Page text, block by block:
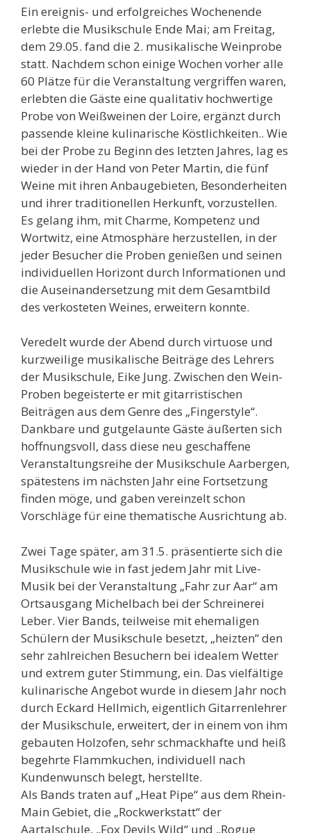
Ein ereignis- und erfolgreiches Wochenende
erlebte die Musikschule Ende Mai; am Freitag,
dem 29.05. fand die 2. musikalische Weinprobe
statt. Nachdem schon einige Wochen vorher alle
60 Plätze für die Veranstaltung vergriffen waren,
erlebten die Gäste eine qualitativ hochwertige
Probe von Weißweinen der Loire, ergänzt durch
passende kleine kulinarische Köstlichkeiten.. Wie
bei der Probe zu Beginn des letzten Jahres, lag es
wieder in der Hand von Peter Martin, die fünf
Weine mit ihren Anbaugebieten, Besonderheiten
und ihrer traditionellen Herkunft, vorzustellen.
Es gelang ihm, mit Charme, Kompetenz und
Wortwitz, eine Atmosphäre herzustellen, in der
jeder Besucher die Proben genießen und seinen
individuellen Horizont durch Informationen und
die Auseinandersetzung mit dem Gesamtbild
des verkosteten Weines, erweitern konnte.
Veredelt wurde der Abend durch virtuose und
kurzweilige musikalische Beiträge des Lehrers
der Musikschule, Eike Jung. Zwischen den Wein-
Proben begeisterte er mit gitarristischen
Beiträgen aus dem Genre des „Fingerstyle“.
Dankbare und gutgelaunte Gäste äußerten sich
hoffnungsvoll, dass diese neu geschaffene
Veranstaltungsreihe der Musikschule Aarbergen,
spätestens im nächsten Jahr eine Fortsetzung
finden möge, und gaben vereinzelt schon
Vorschläge für eine thematische Ausrichtung ab.
Zwei Tage später, am 31.5. präsentierte sich die
Musikschule wie in fast jedem Jahr mit Live-
Musik bei der Veranstaltung „Fahr zur Aar“ am
Ortsausgang Michelbach bei der Schreinerei
Leber. Vier Bands, teilweise mit ehemaligen
Schülern der Musikschule besetzt, „heizten“ den
sehr zahlreichen Besuchern bei idealem Wetter
und extrem guter Stimmung, ein. Das vielfältige
kulinarische Angebot wurde in diesem Jahr noch
durch Eckard Hellmich, eigentlich Gitarrenlehrer
der Musikschule, erweitert, der in einem von ihm
gebauten Holzofen, sehr schmackhafte und heiß
begehrte Flammkuchen, individuell nach
Kundenwunsch belegt, herstellte.
Als Bands traten auf „Heat Pipe“ aus dem Rhein-
Main Gebiet, die „Rockwerkstatt“ der
Aartalschule, „Fox Devils Wild“ und „Rogue